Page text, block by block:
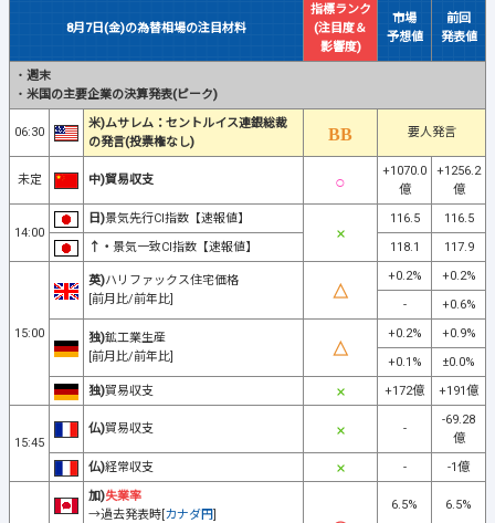
8月7日(金)の為替相場の注目材料
指標ランク
(注目度＆
影響度)
市場
予想値
前回
発表値
・ 週末
・ 米国の主要企業の決算発表(ピーク)
06:30
米)ムサレム：セントルイス連銀総裁
の発言(投票権なし)
要人発言
未定 中)貿易収支
+1070.0
億
+1256.2
億
14:00
日)景気先行CI指数【速報値】 116.5
116.5
↑・ 景気一致CI指数【速報値】 118.1 117.9
15:00
英)ハリファックス住宅価格
[前月比/前年比]
+0.2%
+0.2%
-
+0.6%
独)鉱工業生産
[前月比/前年比]
+0.2%
+0.9%
+0.1%
±0.0%
独)貿易収支 +172億 +191億
15:45
仏)貿易収支 -
-69.28
億
仏)経常収支 - -1億
加)失業率
→過去発表時[カナダ円]
6.5% 6.5%